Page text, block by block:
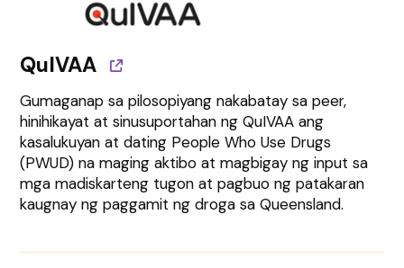
QuIVAA
Gumaganap sa pilosopiyang nakabatay sa peer,
hinihikayat at sinusuportahan ng QuIVAA ang
kasalukuyan at dating People Who Use Drugs
(PWUD) na maging aktibo at magbigay ng input sa
mga madiskarteng tugon at pagbuo ng patakaran
kaugnay ng paggamit ng droga sa Queensland.